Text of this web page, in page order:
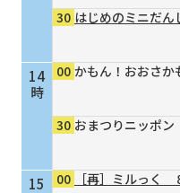
14
時
15
30 はじめのミニだ
00 かもん！おおさか
30 おまつりニッポ
00 ［再］ミルっく